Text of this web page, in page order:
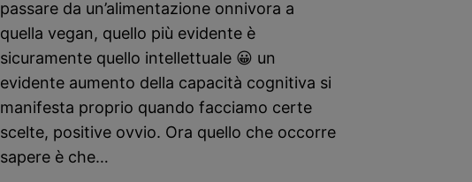
passare da un’alimentazione onnivora a
quella vegan, quello più evidente è
sicuramente quello intellettuale 😀 un
evidente aumento della capacità cognitiva si
manifesta proprio quando facciamo certe
scelte, positive ovvio. Ora quello che occorre
sapere è che…